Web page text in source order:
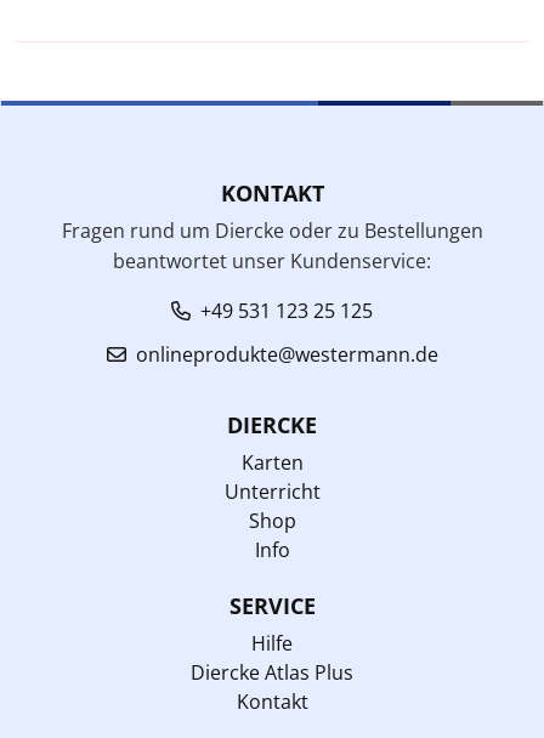
KONTAKT
Fragen rund um Diercke oder zu Bestellungen
beantwortet unser Kundenservice:
+49 531 123 25 125
onlineprodukte@westermann.de
DIERCKE
Karten
Unterricht
Shop
Info
SERVICE
Hilfe
Diercke Atlas Plus
Kontakt